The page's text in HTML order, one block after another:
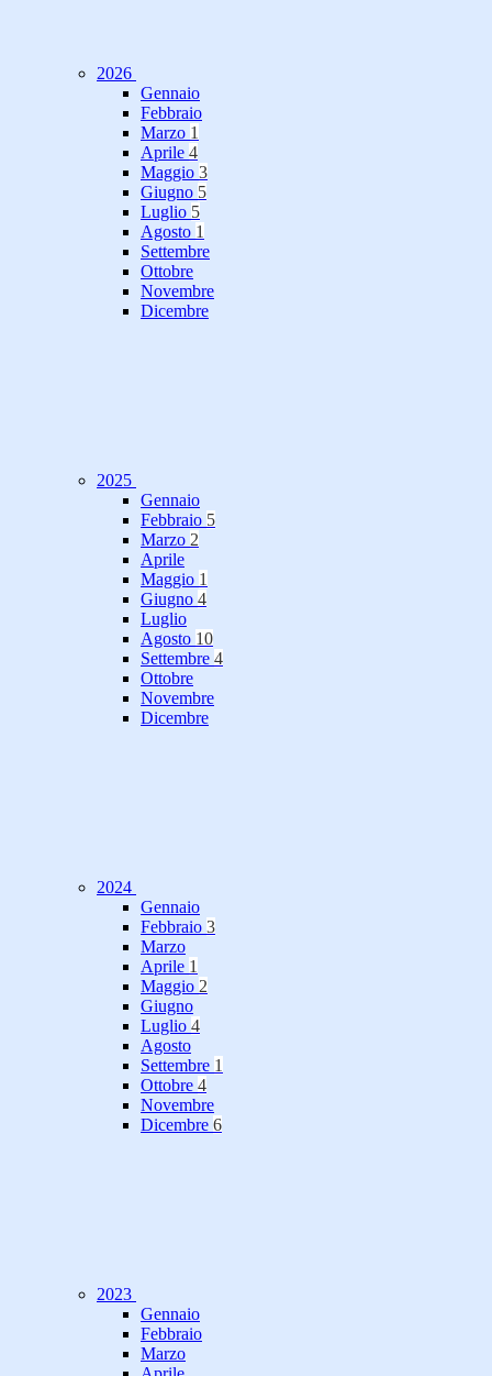
2026
Gennaio
Febbraio
Marzo 1
Aprile 4
Maggio 3
Giugno 5
Luglio 5
Agosto 1
Settembre
Ottobre
Novembre
Dicembre
2025
Gennaio
Febbraio 5
Marzo 2
Aprile
Maggio 1
Giugno 4
Luglio
Agosto 10
Settembre 4
Ottobre
Novembre
Dicembre
2024
Gennaio
Febbraio 3
Marzo
Aprile 1
Maggio 2
Giugno
Luglio 4
Agosto
Settembre 1
Ottobre 4
Novembre
Dicembre 6
2023
Gennaio
Febbraio
Marzo